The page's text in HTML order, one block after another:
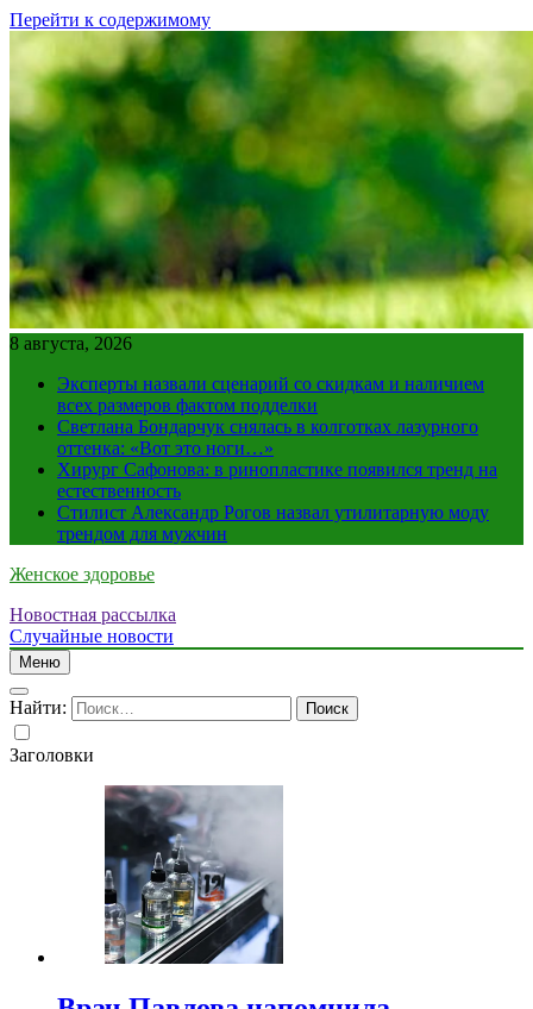
Перейти к содержимому
8 августа, 2026
Эксперты назвали сценарий со скидкам и наличием
всех размеров фактом подделки
Светлана Бондарчук снялась в колготках лазурного
оттенка: «Вот это ноги…»
Хирург Сафонова: в ринопластике появился тренд на
естественность
Стилист Александр Рогов назвал утилитарную моду
трендом для мужчин
Женское здоровье
Новостная рассылка
Случайные новости
Меню
Найти:
Заголовки